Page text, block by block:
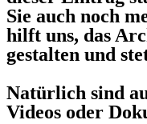
Sie auch noch
hilft uns, das
gestalten und
Natürlich sind
Videos oder